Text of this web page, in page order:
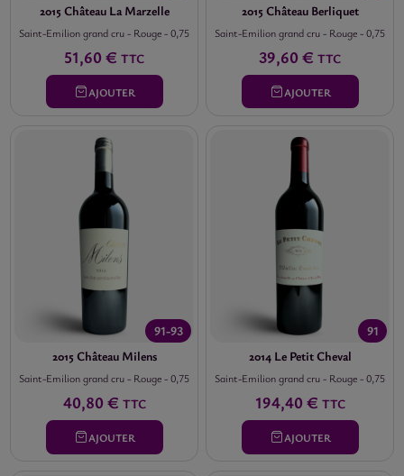
2015 Château La Marzelle
Saint-Emilion grand cru- Rouge-0,75
51,60 € TTC
AJOUTER
2015 Château Berliquet
Saint-Emilion grand cru- Rouge-0,75
39,60 € TTC
AJOUTER
2015 Château Milens
Saint-Emilion grand cru- Rouge-0,75
40,80 € TTC
91-93
AJOUTER
2014 Le Petit Cheval
Saint-Emilion grand cru- Rouge-0,75
194,40 € TTC
91
AJOUTER